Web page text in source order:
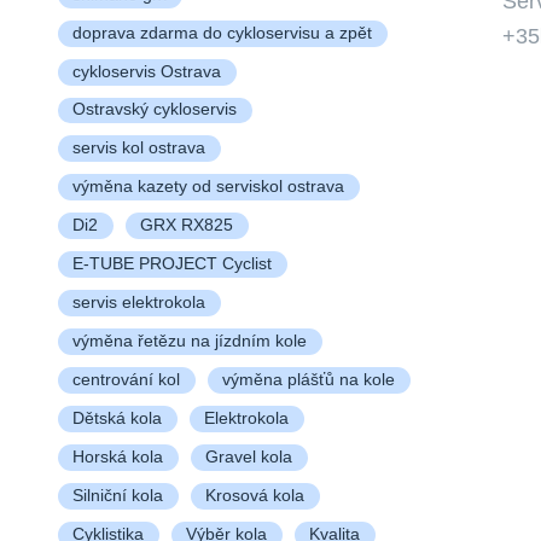
doprava zdarma do cykloservisu a zpět
cykloservis Ostrava
Ostravský cykloservis
servis kol ostrava
výměna kazety od serviskol ostrava
Di2 GRX RX825
E-TUBE PROJECT Cyclist
servis elektrokola
výměna řetězu na jízdním kole
centrování kol výměna plášťů na kole
Dětská kola Elektrokola
Horská kola Gravel kola
Silniční kola Krosová kola
Cyklistika Výběr kola Kvalita